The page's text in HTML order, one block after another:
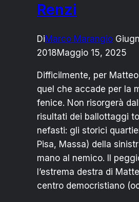
Renzi
DiMarco Marangio
2018Maggio 15, 2025
Difficilmente, per
quel che accade per la
fenice. Non risorgerà
risultati dei ballottaggi
nefasti: gli storici
Pisa, Massa) della
mano al nemico. Il
l’estrema destra di
centro democristiano